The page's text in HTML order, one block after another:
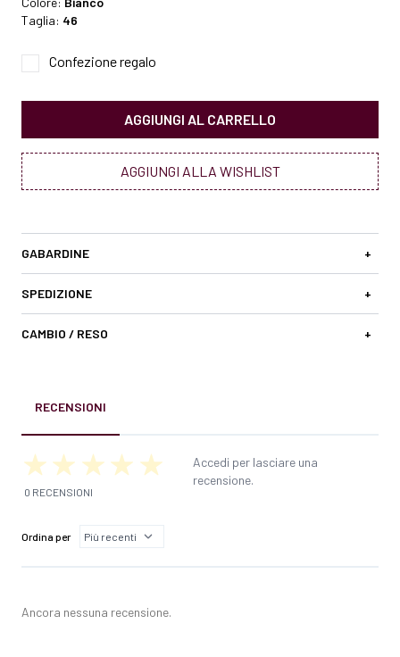
Taglia: 46
Confezione regalo
AGGIUNGI AL CARRELLO
AGGIUNGI ALLA WISHLIST
GABARDINE +
SPEDIZIONE +
CAMBIO / RESO +
RECENSIONI
0 RECENSIONI
Accedi per lasciare una
recensione.
Ordina per
Ancora nessuna recensione.